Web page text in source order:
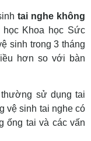
tai nghe không
Khoa học Sức
sinh trong 3 tháng
hơn so với bàn
sử dụng tai
vệ sinh tai nghe có
ống tai và các vấn